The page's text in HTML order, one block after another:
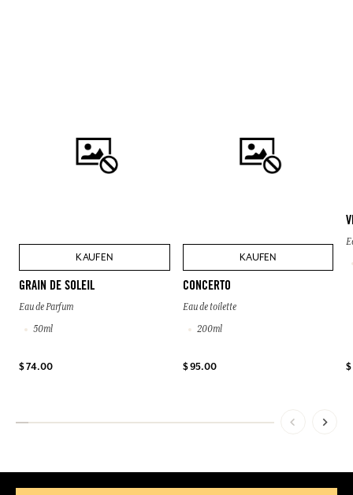
KAUFEN
GRAIN DE SOLEIL
Eau de Parfum
50ml
$ 74.00
KAUFEN
CONCERTO
Eau de toilette
200ml
$ 95.00